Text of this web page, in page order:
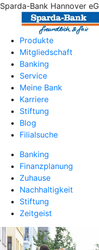
Sparda-Bank Hannover eG
Produkte
Mitgliedschaft
Banking
Service
Meine Bank
Karriere
Stiftung
Blog
Filialsuche
Banking
Finanzplanung
Zuhause
Nachhaltigkeit
Stiftung
Zeitgeist